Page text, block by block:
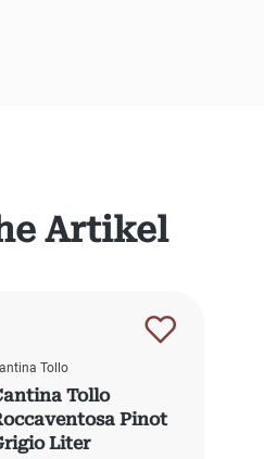
Artikel
Tollo
Tollo
Pinot
Liter